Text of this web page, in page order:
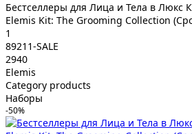
Бестселлеры для Лица и Тела в Люкс
Elemis Kit: The Grooming Collection
1
89211-SALE
2940
Elemis
Category products
Наборы
-50%